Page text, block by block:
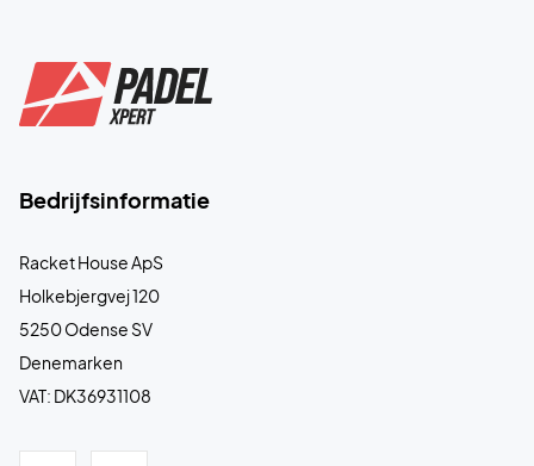
Bedrijfsinformatie
Racket House ApS
Holkebjergvej 120
5250 Odense SV
Denemarken
VAT: DK36931108